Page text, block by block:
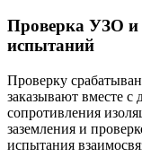
Проверка УЗО и
испытаний
Проверку
заказывают вместе с
сопротивления
заземления и
испытания